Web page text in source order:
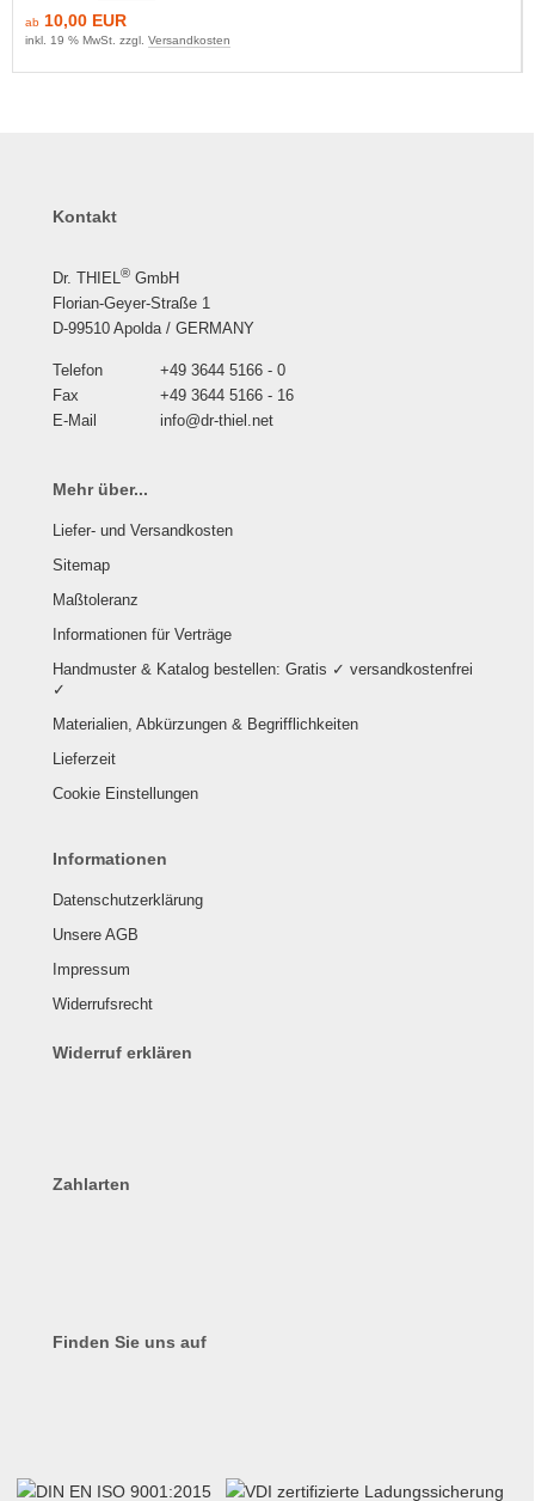
ab 10,00 EUR
inkl. 19 % MwSt. zzgl. Versandkosten
Kontakt
Dr. THIEL® GmbH
Florian-Geyer-Straße 1
D-99510 Apolda / GERMANY
Telefon
+49 3644 5166 - 0
Fax
+49 3644 5166 - 16
E-Mail
info@dr-thiel.net
Mehr über...
Liefer- und Versandkosten
Sitemap
Maßtoleranz
Informationen für Verträge
Handmuster & Katalog bestellen: Gratis ✓ versandkostenfrei
✓
Materialien, Abkürzungen & Begrifflichkeiten
Lieferzeit
Cookie Einstellungen
Informationen
Datenschutzerklärung
Unsere AGB
Impressum
Widerrufsrecht
Widerruf erklären
Zahlarten
Finden Sie uns auf